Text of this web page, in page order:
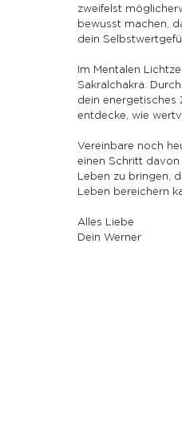
zweifelst
bewusst machen,
dein
Im Mentalen
Sakralchakra.
dein energetisches
entdecke, wie
Vereinbare noch
einen Schritt davon
Leben zu bringen,
Leben bereichern
Alles Liebe
Dein Werner